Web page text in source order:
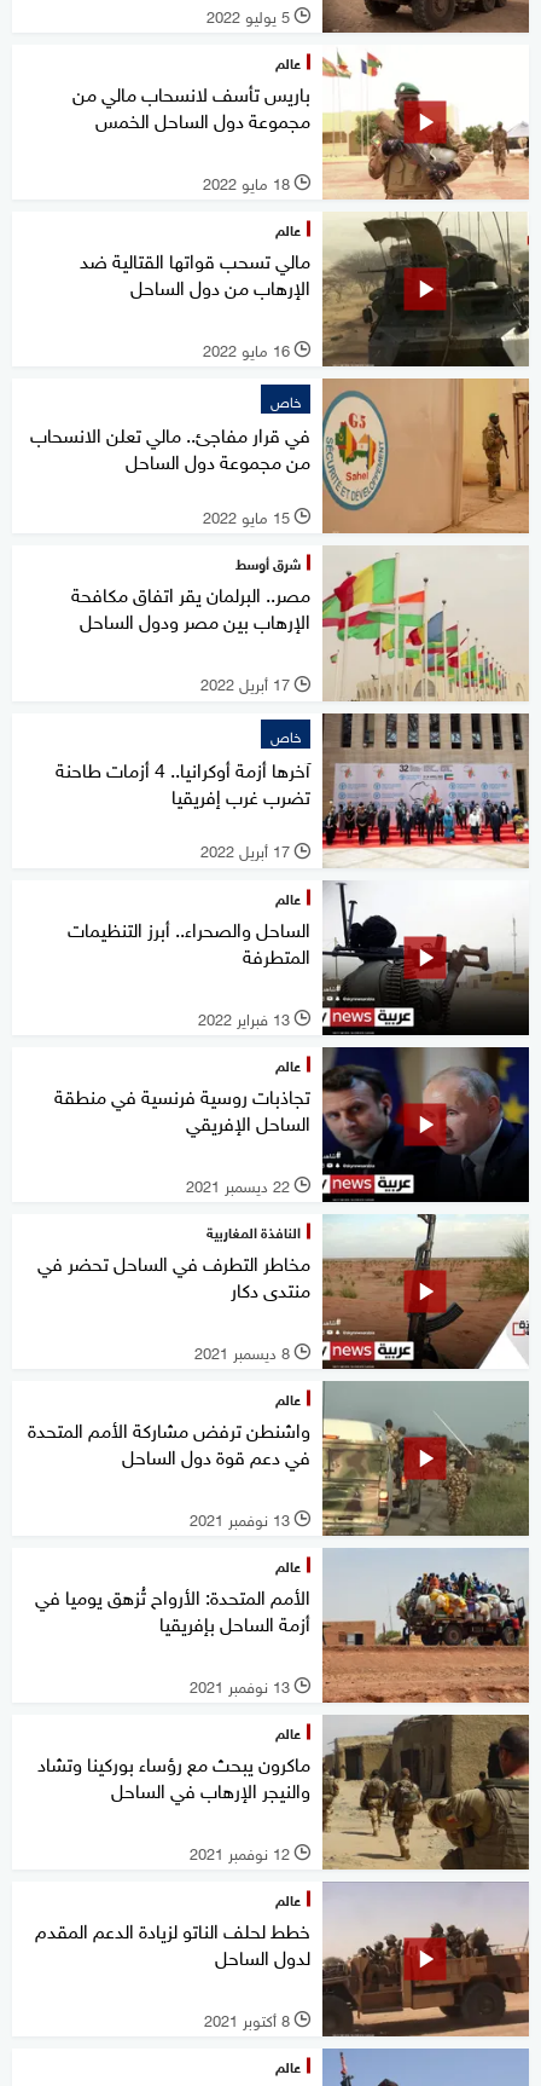
l 5 يوليو 2022
عالم
باريس تأسف لانسحاب مالي من
مجموعة دول الساحل الخمس
l 18 مايو 2022
عالم
مالي تسحب قواتها القتالية ضد
الإرهاب من دول الساحل
l 16 مايو 2022
خاص
في قرار مفاجئ.. مالي تعلن الانسحاب
من مجموعة دول الساحل
l 15 مايو 2022
شرق أوسط
مصر.. البرلمان يقر اتفاق مكافحة
الإرهاب بين مصر ودول الساحل
l 17 أبريل 2022
خاص
آخرها أزمة أوكرانيا.. 4 أزمات طاحنة
تضرب غرب إفريقيا
l 17 أبريل 2022
عالم
الساحل والصحراء.. أبرز التنظيمات
المتطرفة
l 13 فبراير 2022
عالم
تجاذبات روسية فرنسية في منطقة
الساحل الإفريقي
l 22 ديسمبر 2021
النافذة المغاربية
مخاطر التطرف في الساحل تحضر في
منتدى دكار
l 8 ديسمبر 2021
عالم
واشنطن ترفض مشاركة الأمم المتحدة
في دعم قوة دول الساحل
l 13 نوفمبر 2021
عالم
الأمم المتحدة: الأرواح تُزهق يوميا في
أزمة الساحل بإفريقيا
l 13 نوفمبر 2021
عالم
ماكرون يبحث مع رؤساء بوركينا وتشاد
والنيجر الإرهاب في الساحل
l 12 نوفمبر 2021
عالم
خطط لحلف الناتو لزيادة الدعم المقدم
لدول الساحل
l 8 أكتوبر 2021
عالم